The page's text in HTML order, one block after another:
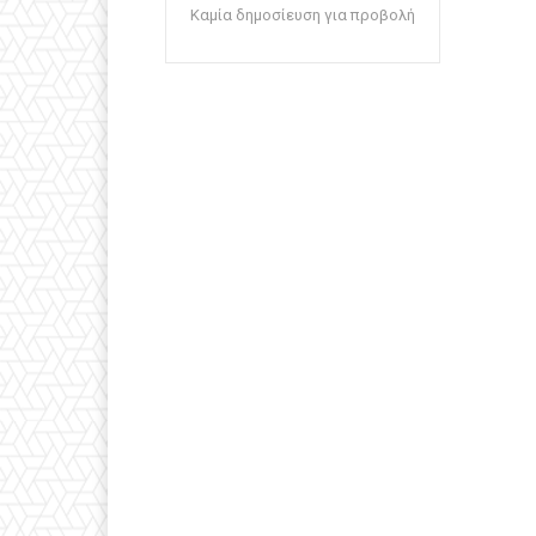
Καμία δημοσίευση για προβολή